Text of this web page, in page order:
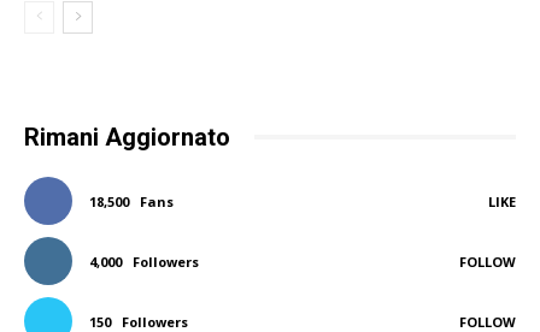
Rimani Aggiornato
18,500 Fans LIKE
4,000 Followers FOLLOW
150 Followers FOLLOW